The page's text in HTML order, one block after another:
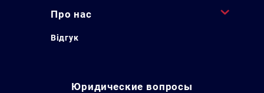
Про нас
Відгук
Юридические вопросы